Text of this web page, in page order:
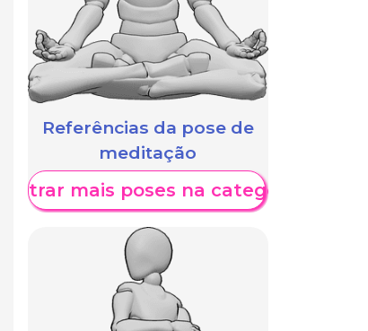
Referências da pose de
meditação
Mostrar mais poses na categoria